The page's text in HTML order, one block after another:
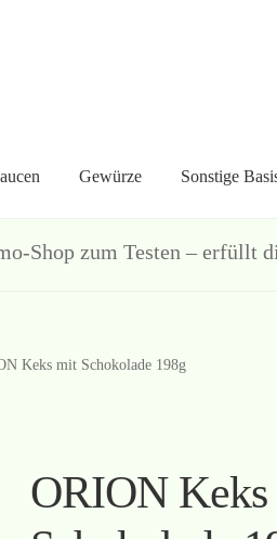
Gewürze Sonstige
Warenkorb Welcome
Shop zum Testen – erfüllt
Keks mit Schokolade 198g
ORION